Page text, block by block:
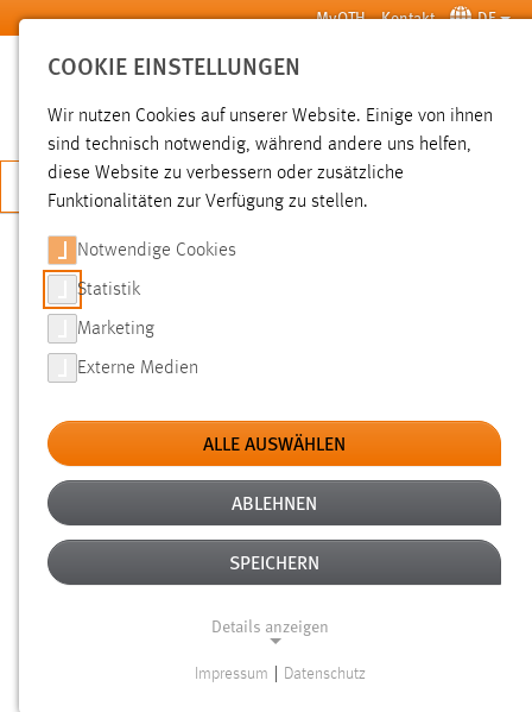
Zum Hauptinhalt springen MyOTH Kontakt DE
SUCHE
JETZT BEWERBEN
SUCHE
FILTER
Typ
Erstellungsdatum
Alter
COOKIE EINSTELLUNGEN
Wir nutzen Cookies auf unserer Website. Einige von ihnen
sind technisch notwendig, während andere uns helfen,
diese Website zu verbessern oder zusätzliche
Funktionalitäten zur Verfügung zu stellen.
Notwendige Cookies
Statistik
Marketing
Externe Medien
ALLE AUSWÄHLEN
ABLEHNEN
SPEICHERN
Details anzeigen
Impressum Datenschutz